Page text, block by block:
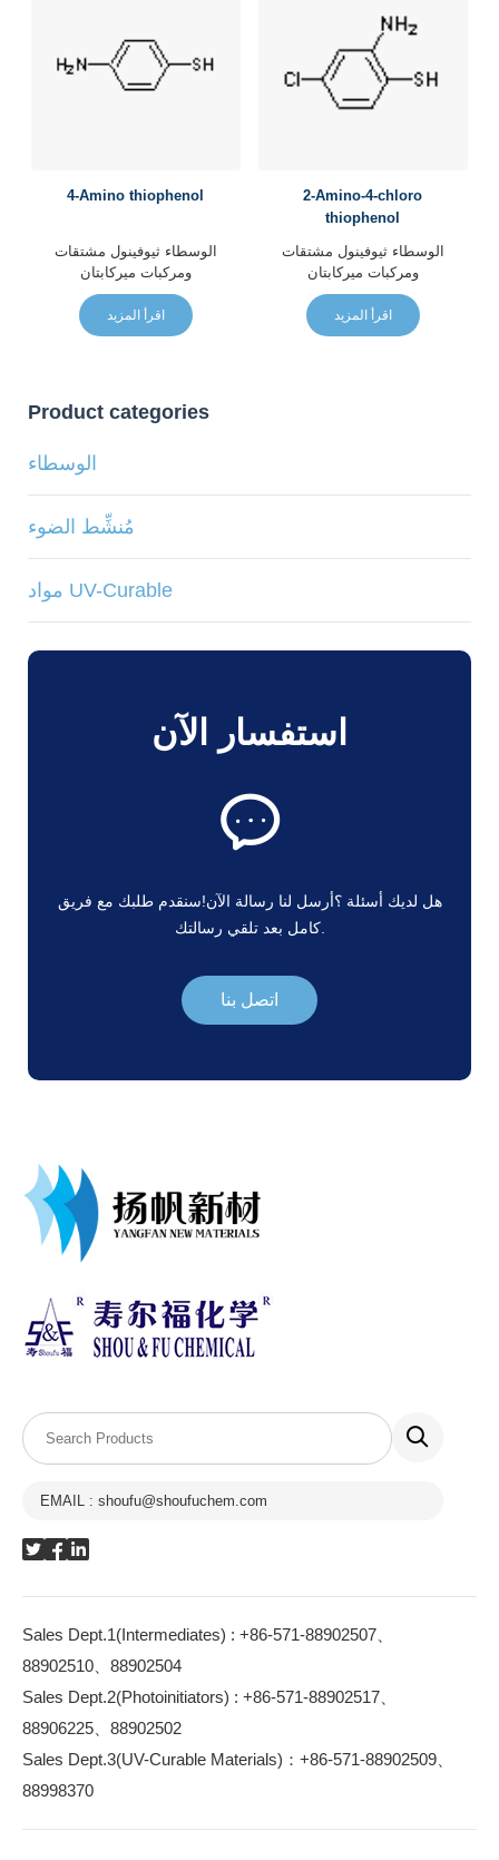
4-Amino thiophenol
الوسطاء ثيوفينول مشتقات
ومركبات ميركابتان
اقرأ المزيد
2-Amino-4-chloro
thiophenol
الوسطاء ثيوفينول مشتقات
ومركبات ميركابتان
اقرأ المزيد
Product categories
الوسطاء
مُنشِّط الضوء
مواد UV-Curable
استفسار الآن
هل لديك أسئلة ؟أرسل لنا رسالة الآن!سنقدم طلبك مع فريق
كامل بعد تلقي رسالتك.
اتصل بنا
EMAIL : shoufu@shoufuchem.com
Sales Dept.1(Intermediates) : +86-571-88902507、
88902510、88902504
Sales Dept.2(Photoinitiators) : +86-571-88902517、
88906225、88902502
Sales Dept.3(UV-Curable Materials)：+86-571-88902509、
88998370